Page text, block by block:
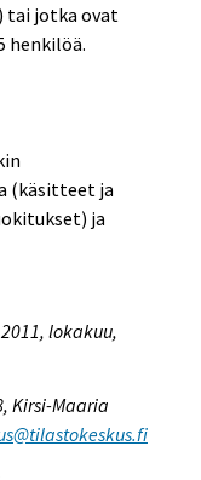
tai jotka ovat
henkilöä.
(käsitteet ja
ja
lokakuu,
Kirsi-Maaria